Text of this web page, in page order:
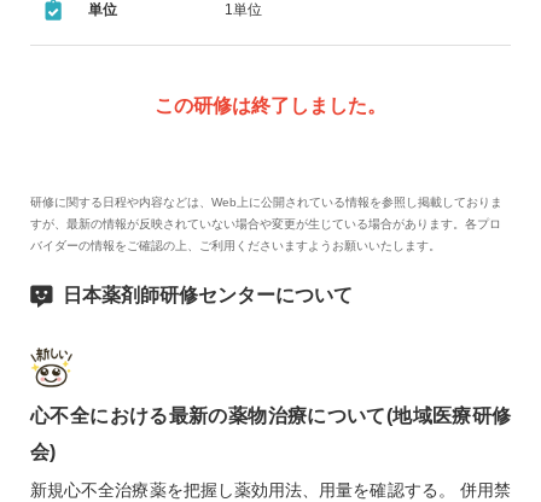
単位 1単位
この研修は終了しました。
研修に関する日程や内容などは、Web上に公開されている情報を参照し掲載しておりま
すが、最新の情報が反映されていない場合や変更が生じている場合があります。各プロ
バイダーの情報をご確認の上、ご利用くださいますようお願いいたします。
日本薬剤師研修センターについて
心不全における最新の薬物治療について(地域医療研修
会)
新規心不全治療薬を把握し薬効用法、用量を確認する。 併用禁